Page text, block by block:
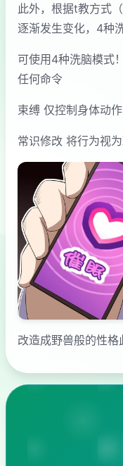
此外，根据t教方式
逐渐发生变化，4种
可使用4种洗脑模式
任何命令
束缚 仅控制身体动
常识修改 将行为视
改造成野兽般的性